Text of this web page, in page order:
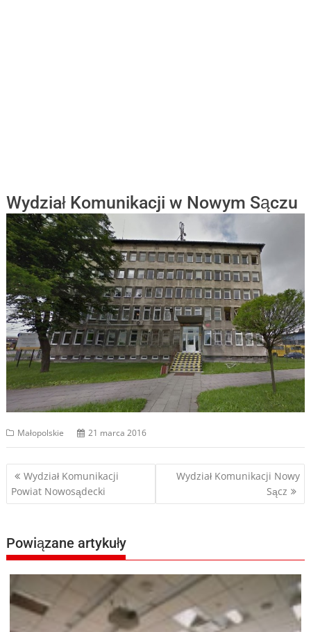
Wydział Komunikacji w Nowym Sączu
Małopolskie 21 marca 2016
Nawigacja
wpisu
Wydział Komunikacji
Powiat Nowosądecki
Wydział Komunikacji Nowy
Sącz
Powiązane artykuły